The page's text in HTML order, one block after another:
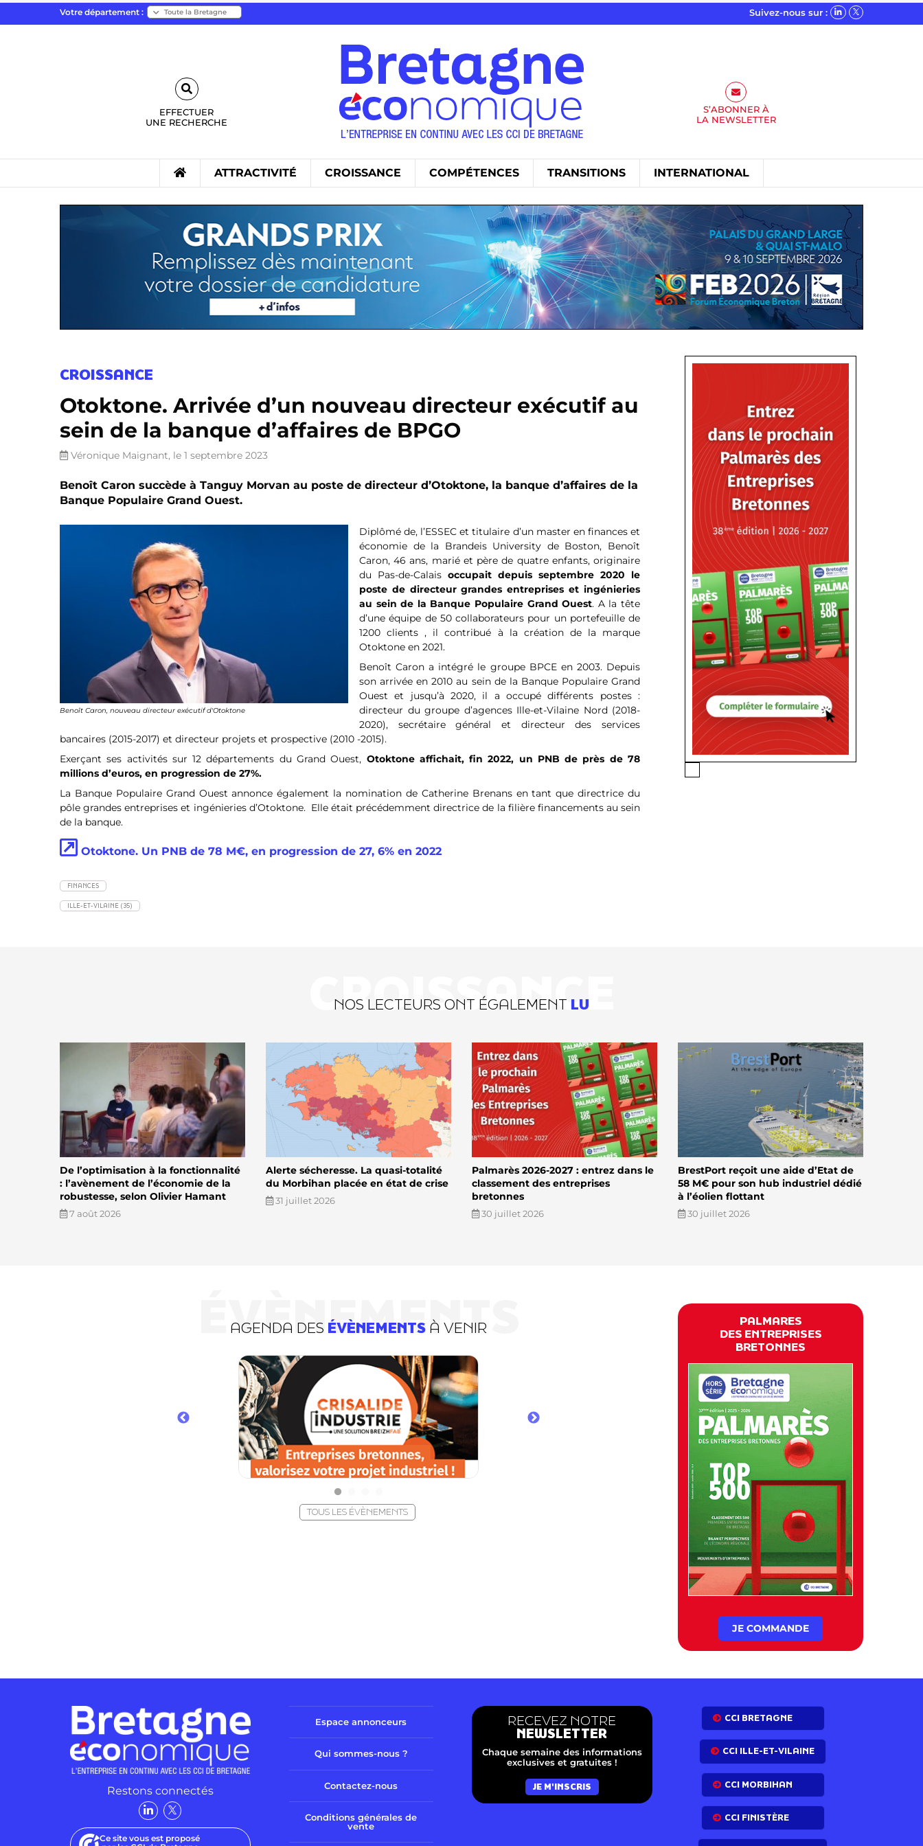
Votre département : Suivez-nous sur :
EFFECTUER
UNE RECHERCHE
S’ABONNER À
LA NEWSLETTER
ATTRACTIVITÉ CROISSANCE COMPÉTENCES TRANSITIONS INTERNATIONAL
CROISSANCE
Otoktone. Arrivée d’un nouveau directeur exécutif au
sein de la banque d’affaires de BPGO
Véronique Maignant, le 1 septembre 2023
Benoît Caron succède à Tanguy Morvan au poste de directeur d’Otoktone, la banque d’affaires de la
Banque Populaire Grand Ouest.
Benoît Caron, nouveau directeur exécutif d'Otoktone
Diplômé de, l’ESSEC et titulaire d’un master en finances et
économie de la Brandeis University de Boston, Benoît
Caron, 46 ans, marié et père de quatre enfants, originaire
du Pas-de-Calais occupait depuis septembre 2020 le
poste de directeur grandes entreprises et ingénieries
au sein de la Banque Populaire Grand Ouest. A la tête
d’une équipe de 50 collaborateurs pour un portefeuille de
1200 clients , il contribué à la création de la marque
Otoktone en 2021.
Benoît Caron a intégré le groupe BPCE en 2003. Depuis
son arrivée en 2010 au sein de la Banque Populaire Grand
Ouest et jusqu’à 2020, il a occupé différents postes :
directeur du groupe d’agences Ille-et-Vilaine Nord (2018-
2020), secrétaire général et directeur des services
bancaires (2015-2017) et directeur projets et prospective (2010 -2015).
Exerçant ses activités sur 12 départements du Grand Ouest, Otoktone affichait, fin 2022, un PNB de près de 78
millions d’euros, en progression de 27%.
La Banque Populaire Grand Ouest annonce également la nomination de Catherine Brenans en tant que directrice du
pôle grandes entreprises et ingénieries d’Otoktone. Elle était précédemment directrice de la filière financements au sein
de la banque.
Otoktone. Un PNB de 78 M€, en progression de 27, 6% en 2022
FINANCES
ILLE-ET-VILAINE (35)
CROISSANCE
NOS LECTEURS ONT ÉGALEMENT LU
De l’optimisation à la fonctionnalité
: l’avènement de l’économie de la
robustesse, selon Olivier Hamant
7 août 2026
Alerte sécheresse. La quasi-totalité
du Morbihan placée en état de crise
31 juillet 2026
Palmarès 2026-2027 : entrez dans le
classement des entreprises
bretonnes
30 juillet 2026
BrestPort reçoit une aide d’Etat de
58 M€ pour son hub industriel dédié
à l’éolien flottant
30 juillet 2026
ÉVÈNEMENTS
AGENDA DES ÉVÈNEMENTS À VENIR
TOUS LES ÉVÈNEMENTS
PALMARES
DES ENTREPRISES
BRETONNES
JE COMMANDE
Restons connectés
Ce site vous est proposé
Espace annonceurs
Qui sommes-nous ?
Contactez-nous
Conditions générales de
vente
RECEVEZ NOTRE
NEWSLETTER
Chaque semaine des informations
exclusives et gratuites !
JE M'INSCRIS
CCI BRETAGNE
CCI ILLE-ET-VILAINE
CCI MORBIHAN
CCI FINISTÈRE